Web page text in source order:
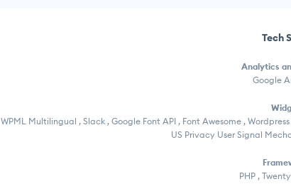
Tech
Analytics
Google
WPML Multilingual , Slack , Google Font API , Font Awesome ,
US Privacy User Signal
PHP ,